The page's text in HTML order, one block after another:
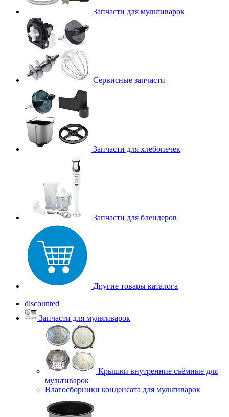
Запчасти для мультиварок
Сервисные запчасти
Запчасти для хлебопечек
Запчасти для блендеров
Другие товары каталога
discounted
Запчасти для мультиварок
Крышки внутренние съёмные для
мультиварок
Влагосборники конденсата для мультиварок